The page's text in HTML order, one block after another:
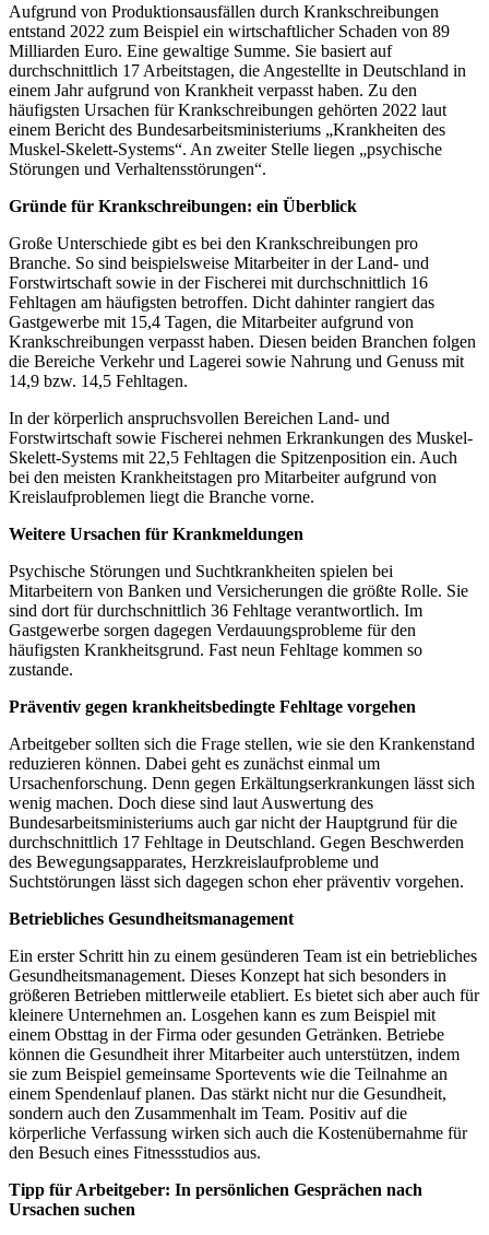
Aufgrund von Produktionsausfällen durch Krankschreibungen
entstand 2022 zum Beispiel ein wirtschaftlicher Schaden von 89
Milliarden Euro. Eine gewaltige Summe. Sie basiert auf
durchschnittlich 17 Arbeitstagen, die Angestellte in Deutschland in
einem Jahr aufgrund von Krankheit verpasst haben. Zu den
häufigsten Ursachen für Krankschreibungen gehörten 2022 laut
einem Bericht des Bundesarbeitsministeriums „Krankheiten des
Muskel-Skelett-Systems“. An zweiter Stelle liegen „psychische
Störungen und Verhaltensstörungen“.
Gründe für Krankschreibungen: ein Überblick
Große Unterschiede gibt es bei den Krankschreibungen pro
Branche. So sind beispielsweise Mitarbeiter in der Land- und
Forstwirtschaft sowie in der Fischerei mit durchschnittlich 16
Fehltagen am häufigsten betroffen. Dicht dahinter rangiert das
Gastgewerbe mit 15,4 Tagen, die Mitarbeiter aufgrund von
Krankschreibungen verpasst haben. Diesen beiden Branchen folgen
die Bereiche Verkehr und Lagerei sowie Nahrung und Genuss mit
14,9 bzw. 14,5 Fehltagen.
In der körperlich anspruchsvollen Bereichen Land- und
Forstwirtschaft sowie Fischerei nehmen Erkrankungen des Muskel-
Skelett-Systems mit 22,5 Fehltagen die Spitzenposition ein. Auch
bei den meisten Krankheitstagen pro Mitarbeiter aufgrund von
Kreislaufproblemen liegt die Branche vorne.
Weitere Ursachen für Krankmeldungen
Psychische Störungen und Suchtkrankheiten spielen bei
Mitarbeitern von Banken und Versicherungen die größte Rolle. Sie
sind dort für durchschnittlich 36 Fehltage verantwortlich. Im
Gastgewerbe sorgen dagegen Verdauungsprobleme für den
häufigsten Krankheitsgrund. Fast neun Fehltage kommen so
zustande.
Präventiv gegen krankheitsbedingte Fehltage vorgehen
Arbeitgeber sollten sich die Frage stellen, wie sie den Krankenstand
reduzieren können. Dabei geht es zunächst einmal um
Ursachenforschung. Denn gegen Erkältungserkrankungen lässt sich
wenig machen. Doch diese sind laut Auswertung des
Bundesarbeitsministeriums auch gar nicht der Hauptgrund für die
durchschnittlich 17 Fehltage in Deutschland. Gegen Beschwerden
des Bewegungsapparates, Herzkreislaufprobleme und
Suchtstörungen lässt sich dagegen schon eher präventiv vorgehen.
Betriebliches Gesundheitsmanagement
Ein erster Schritt hin zu einem gesünderen Team ist ein betriebliches
Gesundheitsmanagement. Dieses Konzept hat sich besonders in
größeren Betrieben mittlerweile etabliert. Es bietet sich aber auch für
kleinere Unternehmen an. Losgehen kann es zum Beispiel mit
einem Obsttag in der Firma oder gesunden Getränken. Betriebe
können die Gesundheit ihrer Mitarbeiter auch unterstützen, indem
sie zum Beispiel gemeinsame Sportevents wie die Teilnahme an
einem Spendenlauf planen. Das stärkt nicht nur die Gesundheit,
sondern auch den Zusammenhalt im Team. Positiv auf die
körperliche Verfassung wirken sich auch die Kostenübernahme für
den Besuch eines Fitnessstudios aus.
Tipp für Arbeitgeber: In persönlichen Gesprächen nach
Ursachen suchen